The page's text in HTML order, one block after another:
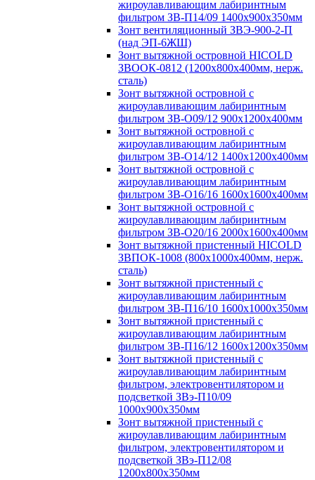
жироулавливающим лабиринтным
фильтром ЗВ-П14/09 1400х900х350мм
Зонт вентиляционный ЗВЭ-900-2-П
(над ЭП-6ЖШ)
Зонт вытяжной островной HICOLD
ЗВООК-0812 (1200х800x400мм, нерж.
сталь)
Зонт вытяжной островной с
жироулавливающим лабиринтным
фильтром ЗВ-О09/12 900х1200х400мм
Зонт вытяжной островной с
жироулавливающим лабиринтным
фильтром ЗВ-О14/12 1400х1200х400мм
Зонт вытяжной островной с
жироулавливающим лабиринтным
фильтром ЗВ-О16/16 1600х1600х400мм
Зонт вытяжной островной с
жироулавливающим лабиринтным
фильтром ЗВ-О20/16 2000х1600х400мм
Зонт вытяжной пристенный HICOLD
ЗВПОК-1008 (800х1000х400мм, нерж.
сталь)
Зонт вытяжной пристенный с
жироулавливающим лабиринтным
фильтром ЗВ-П16/10 1600х1000х350мм
Зонт вытяжной пристенный с
жироулавливающим лабиринтным
фильтром ЗВ-П16/12 1600х1200х350мм
Зонт вытяжной пристенный с
жироулавливающим лабиринтным
фильтром, электровентилятором и
подсветкой ЗВэ-П10/09
1000х900х350мм
Зонт вытяжной пристенный с
жироулавливающим лабиринтным
фильтром, электровентилятором и
подсветкой ЗВэ-П12/08
1200х800х350мм